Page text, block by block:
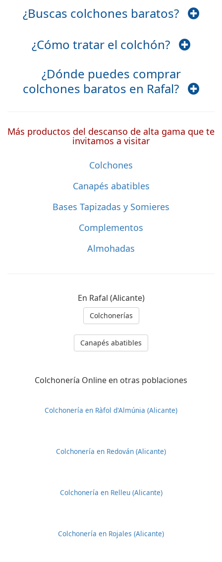
¿Buscas colchones baratos?
¿Cómo tratar el colchón?
¿Dónde puedes comprar
colchones baratos en Rafal?
Más productos del descanso de alta gama que te
invitamos a visitar
Colchones
Canapés abatibles
Bases Tapizadas y Somieres
Complementos
Almohadas
En Rafal (Alicante)
Colchonerías
Canapés abatibles
Colchonería Online en otras poblaciones
Colchonería en Ràfol d'Almúnia (Alicante)
Colchonería en Redován (Alicante)
Colchonería en Relleu (Alicante)
Colchonería en Rojales (Alicante)